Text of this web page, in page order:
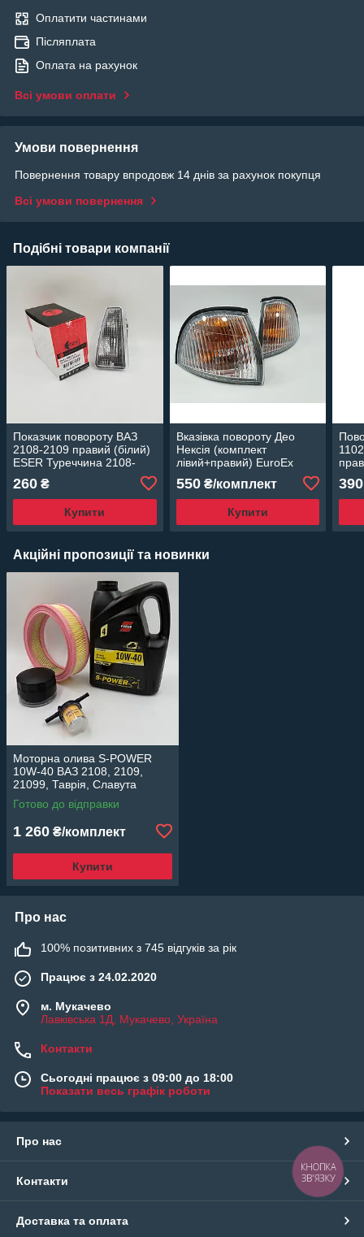
Оплатити частинами
Післяплата
Оплата на рахунок
Всі умови оплати
Умови повернення
Повернення товару впродовж 14 днів за рахунок покупця
Всі умови повернення
Подібні товари компанії
Показчик повороту ВАЗ
2108-2109 правий (білий)
ESER Туреччина 2108-
260 ₴
Купити
Вказівка повороту Део
Нексія (комплект
лівий+правий) EuroEx
550₴/комплект
Купити
390
Акційні пропозиції та новинки
Моторна олива S-POWER
10W-40 ВАЗ 2108, 2109,
21099, Таврія, Славута
карбюратор комплект фільтр
масляний, повітряний,
Готово до відправки
1 260 ₴/комплект
Купити
Про нас
100% позитивних з 745 відгуків за рік
Працює з 24.02.2020
м. Мукачево
Лавківська 1Д, Мукачево, Україна
Контакти
Сьогодні працює з 09:00 до 18:00
Показати весь графік роботи
Про нас
Контакти
Доставка та оплата
КНОПКА
ЗВ'ЯЗКУ